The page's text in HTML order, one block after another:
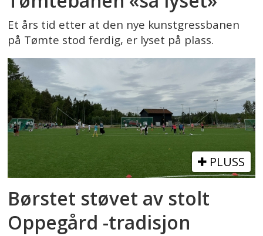
Et års tid etter at den nye kunstgressbanen
på Tømte stod ferdig, er lyset på plass.
PLUSS
Børstet støvet av stolt
Oppegård -tradisjon